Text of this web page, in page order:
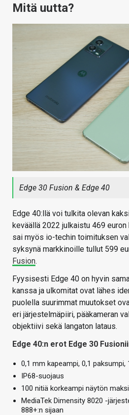
Mitä uutta?
Edge 30 Fusion & Edge 40
Edge 40:llä voi tulkita olevan
keväällä 2022 julkaistu 469 euron
sai myös io-techin toimituksen
syksynä markkinoille tullut 599
Fusion.
Fyysisesti Edge 40 on hyvin
kanssa ja ulkomitat ovat lähes
puolella suurimmat muutokset
eri järjestelmäpiiri, pääkameran
objektiivi sekä langaton lataus.
Edge 40:n erot Edge 30
0,1 mm kapeampi, 0,1 paksumpi,
IP68-suojaus
100 nitiä korkeampi näytön
MediaTek Dimensity 8020 -
888+:n sijaan